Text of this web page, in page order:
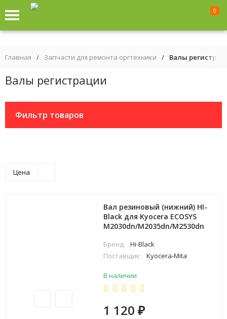
0
Главная / Запчасти для ремонта оргтехники / Валы
Валы регистрации
Фильтр товаров
Цена
Вал резиновый (нижний) HI-
Black для Kyocera ECOSYS
M2030dn/M2035dn/M2530dn
Бренд:
Hi-Black
Поставщик:
Kyocera-Mita
В наличии
1 120₽